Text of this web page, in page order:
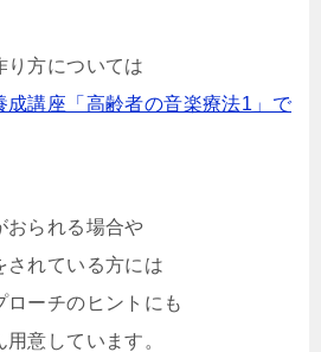
り方については
成講座「高齢者の音楽療法1」で
おられる場合や
されている方には
ローチのヒントにも
意しています。